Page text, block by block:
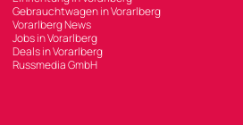
Gebrauchtwagen in Vorarlberg
Vorarlberg News
Jobs in Vorarlberg
Deals in Vorarlberg
Russmedia GmbH